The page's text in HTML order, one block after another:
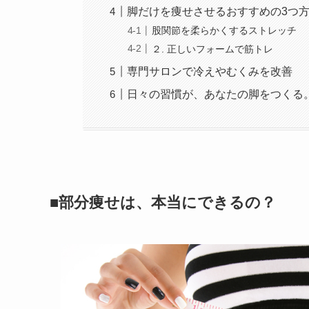
脚だけを痩せさせるおすすめの3つ
股関節を柔らかくするストレッチ
２. 正しいフォームで筋トレ
専門サロンで冷えやむくみを改善
日々の習慣が、あなたの脚をつくる
■部分痩せは、本当にできるの？